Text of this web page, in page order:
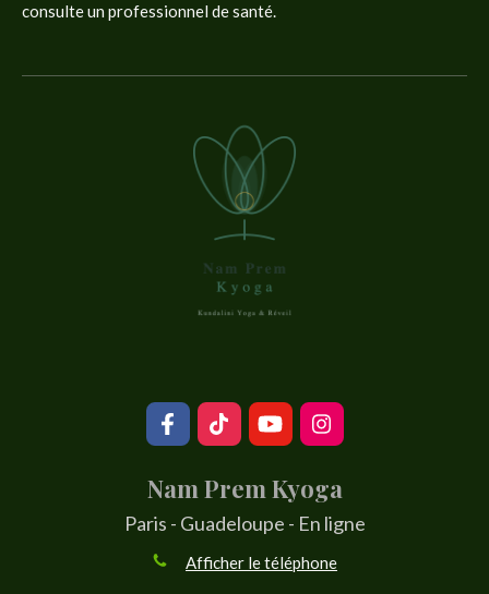
consulte un professionnel de santé.
Nam Prem Kyoga
Paris - Guadeloupe - En ligne
Afficher le téléphone